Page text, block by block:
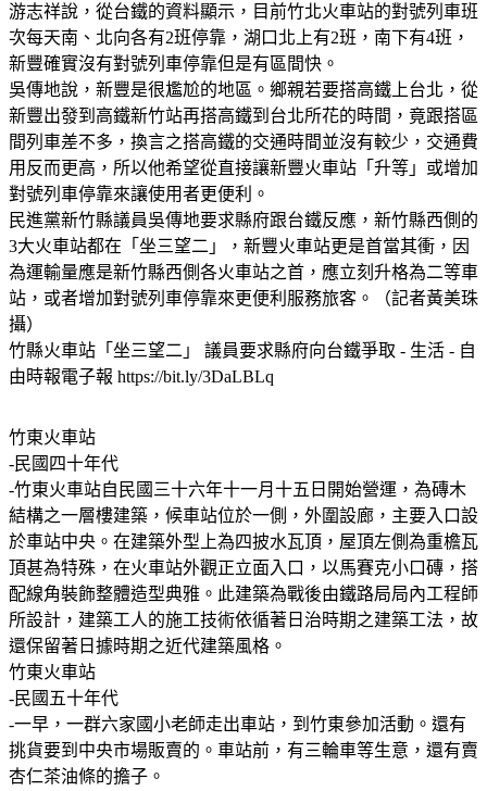
游志祥說，從台鐵的資料顯示，目前竹北火車站的對號列車班
次每天南、北向各有2班停靠，湖口北上有2班，南下有4班，
新豐確實沒有對號列車停靠但是有區間快。
吳傳地說，新豐是很尷尬的地區。鄉親若要搭高鐵上台北，從
新豐出發到高鐵新竹站再搭高鐵到台北所花的時間，竟跟搭區
間列車差不多，換言之搭高鐵的交通時間並沒有較少，交通費
用反而更高，所以他希望從直接讓新豐火車站「升等」或增加
對號列車停靠來讓使用者更便利。
民進黨新竹縣議員吳傳地要求縣府跟台鐵反應，新竹縣西側的
3大火車站都在「坐三望二」，新豐火車站更是首當其衝，因
為運輸量應是新竹縣西側各火車站之首，應立刻升格為二等車
站，或者增加對號列車停靠來更便利服務旅客。（記者黃美珠
攝）
竹縣火車站「坐三望二」 議員要求縣府向台鐵爭取 - 生活 - 自
由時報電子報 https://bit.ly/3DaLBLq
竹東火車站
-民國四十年代
-竹東火車站自民國三十六年十一月十五日開始營運，為磚木
結構之一層樓建築，候車站位於一側，外圍設廊，主要入口設
於車站中央。在建築外型上為四披水瓦頂，屋頂左側為重檐瓦
頂甚為特殊，在火車站外觀正立面入口，以馬賽克小口磚，搭
配線角裝飾整體造型典雅。此建築為戰後由鐵路局局內工程師
所設計，建築工人的施工技術依循著日治時期之建築工法，故
還保留著日據時期之近代建築風格。
竹東火車站
-民國五十年代
-一早，一群六家國小老師走出車站，到竹東參加活動。還有
挑貨要到中央市場販賣的。車站前，有三輪車等生意，還有賣
杏仁茶油條的擔子。